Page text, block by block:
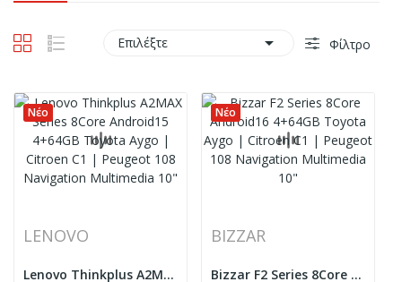
Επιλέξτε  Φίλτρο
Νέο
LENOVO
Lenovo Thinkplus A2MAX Series 8Core Android15...
Νέο
BIZZAR
Bizzar F2 Series 8Core Android16 4+64GB Toyota...